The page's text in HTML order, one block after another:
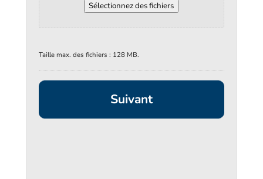
Sélectionnez des fichiers
Taille max. des fichiers : 128 MB.